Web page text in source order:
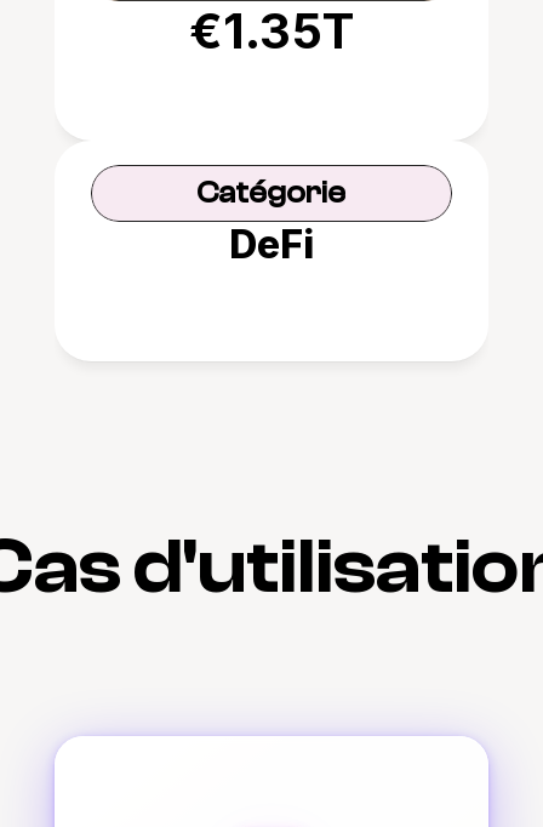
€1.35T
Catégorie
DeFi